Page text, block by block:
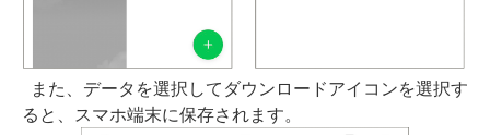
また、データを選択してダウンロードアイコンを選択す
ると、スマホ端末に保存されます。